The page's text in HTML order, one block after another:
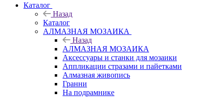
Каталог
Назад
Каталог
АЛМАЗНАЯ МОЗАИКА
Назад
АЛМАЗНАЯ МОЗАИКА
Аксессуары и станки для мозаики
Аппликации стразами и пайетками
Алмазная живопись
Гранни
На подрамнике